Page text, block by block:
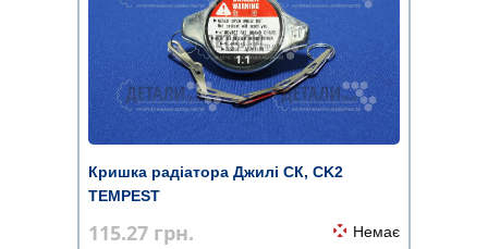
Кришка радіатора Джилі СК, CK2
TEMPEST
115.27 грн. Немає